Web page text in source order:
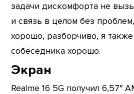
задачи дискомфорта не
и связь в целом без
хорошо, разборчиво, я
собеседника хорошо.
Экран
Realme 16 5G получил 6,57″